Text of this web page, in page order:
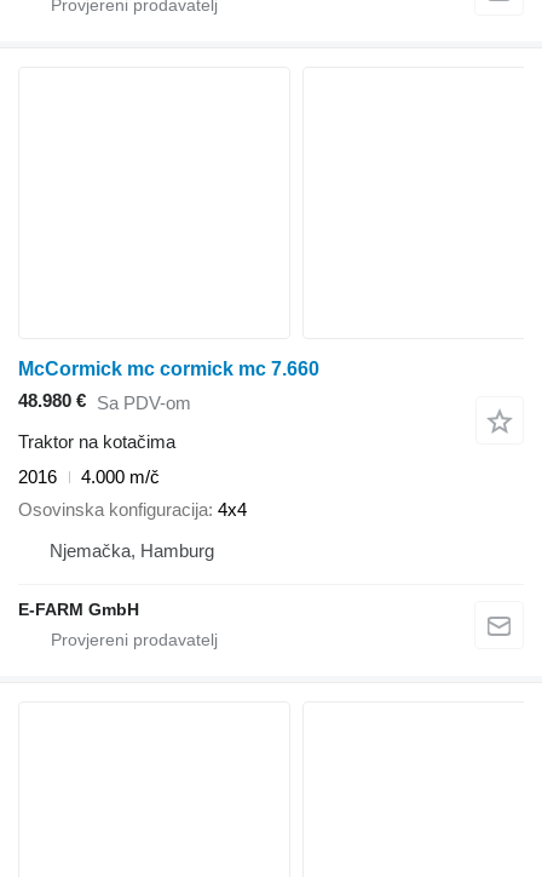
McCormick mc cormick mc 7.660
48.980 € Sa PDV-om
Traktor na kotačima
2016
4.000 m/č
Osovinska konfiguracija 4x4
Njemačka, Hamburg
E-FARM GmbH